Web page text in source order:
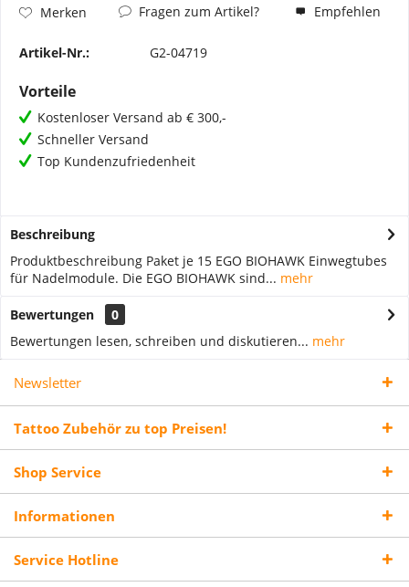
Merken Fragen zum Artikel? Empfehlen
Artikel-Nr.: G2-04719
Vorteile
Kostenloser Versand ab € 300,-
Schneller Versand
Top Kundenzufriedenheit
Beschreibung
Produktbeschreibung Paket je 15 EGO BIOHAWK Einwegtubes
für Nadelmodule. Die EGO BIOHAWK sind... mehr
Bewertungen
0
Bewertungen lesen, schreiben und diskutieren... mehr
Newsletter
Tattoo Zubehör zu top Preisen!
Shop Service
Informationen
Service Hotline